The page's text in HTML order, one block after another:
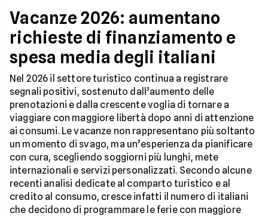
Vacanze 2026: aumentano
richieste di finanziamento e
spesa media degli italiani
Nel 2026 il settore turistico continua a registrare
segnali positivi, sostenuto dall’aumento delle
prenotazioni e dalla crescente voglia di tornare a
viaggiare con maggiore libertà dopo anni di attenzione
ai consumi. Le vacanze non rappresentano più soltanto
un momento di svago, ma un’esperienza da pianificare
con cura, scegliendo soggiorni più lunghi, mete
internazionali e servizi personalizzati. Secondo alcune
recenti analisi dedicate al comparto turistico e al
credito al consumo, cresce infatti il numero di italiani
che decidono di programmare le ferie con maggiore